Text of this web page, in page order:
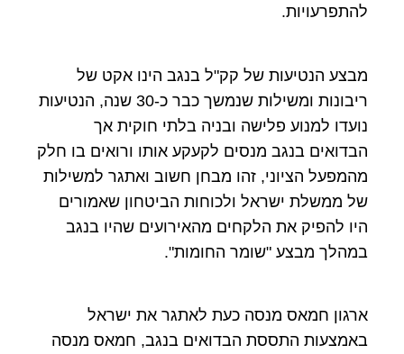
להתפרעויות.
מבצע הנטיעות של קק"ל בנגב הינו אקט של
ריבונות ומשילות שנמשך כבר כ-30 שנה, הנטיעות
נועדו למנוע פלישה ובניה בלתי חוקית אך
הבדואים בנגב מנסים לקעקע אותו ורואים בו חלק
מהמפעל הציוני, זהו מבחן חשוב ואתגר למשילות
של ממשלת ישראל ולכוחות הביטחון שאמורים
היו להפיק את הלקחים מהאירועים שהיו בנגב
במהלך מבצע "שומר החומות".
ארגון חמאס מנסה כעת לאתגר את ישראל
באמצעות התססת הבדואים בנגב, חמאס מנסה